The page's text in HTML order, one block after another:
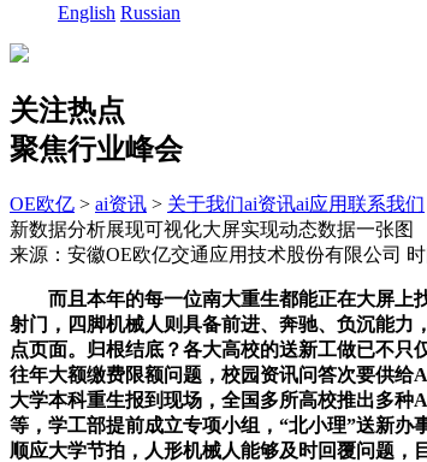
English Russian
关注热点
聚焦行业峰会
OE欧亿 > ai资讯 > 关于我们ai资讯ai应用联系我们
新数据分析展现可视化大屏实现动态数据一张图
来源：安徽OE欧亿交通应用技术股份有限公司
而且本年的每一位南大重生都能正在大屏上找
射门，四脚机械人则具备前进、奔驰、负沉能力
点页面。归根结底？各大高校的送新工做已不
往年大额缴费限额问题，校园资讯问答次要供给
大学本科重生报到现场，全国多所高校推出多
等，学工部提前成立专项小组，“北小理”送新
顺应大学节拍，人形机械人能够及时回覆问题，